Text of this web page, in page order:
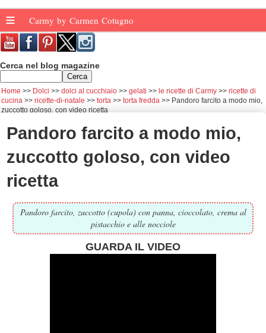
≡ Carmy by Carmen Cotugno
Cerca nel blog magazine
Home Dolci dolci al cucchiaio gelati le ricette di Carmy
ricette di
cucina
ricette-di-natale torta torta fredda
Pandoro farcito a modo mio,
zuccotto goloso, con video ricetta
Pandoro farcito a modo mio,
zuccotto goloso, con video
ricetta
Pandoro farcito, zuccotto (cupola) con panna, cioccolato, crema al
pistacchio e alle nocciole
GUARDA IL VIDEO